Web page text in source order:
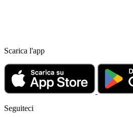
Scarica l'app
Seguiteci